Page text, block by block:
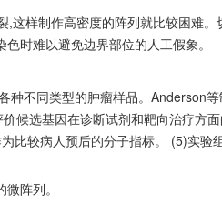
样制作高密度的阵列就比较困难。
时难以避免边界部位的人工假象。
不同类型的肿瘤样品。Anderson
候选基因在诊断试剂和靶向治疗方
比较病人预后的分子指标。 (5)实验
阵列。